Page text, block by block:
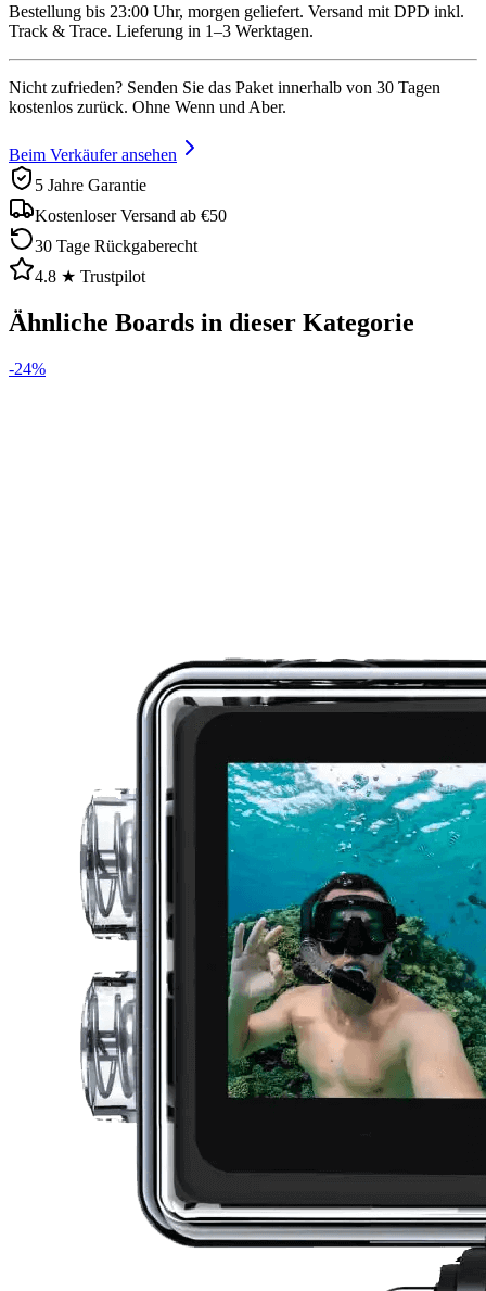
Bestellung bis 23:00 Uhr, morgen geliefert. Versand mit DPD inkl.
Track & Trace. Lieferung in 1–3 Werktagen.
Nicht zufrieden? Senden Sie das Paket innerhalb von 30 Tagen
kostenlos zurück. Ohne Wenn und Aber.
Beim Verkäufer ansehen
5 Jahre Garantie
Kostenloser Versand ab €50
30 Tage Rückgaberecht
4.8 ★ Trustpilot
Ähnliche Boards in dieser Kategorie
-24%